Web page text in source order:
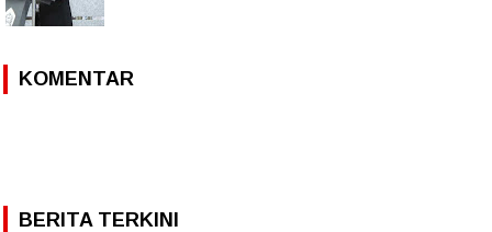
KOMENTAR
BERITA TERKINI